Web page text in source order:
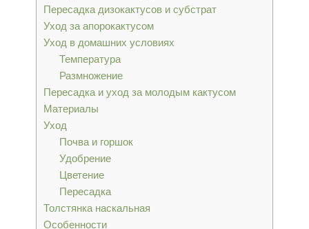
Пересадка дизокактусов и субстрат
Уход за апорокактусом
Уход в домашних условиях
Температура
Размножение
Пересадка и уход за молодым кактусом
Материалы
Уход
Почва и горшок
Удобрение
Цветение
Пересадка
Толстянка наскальная
Особенности